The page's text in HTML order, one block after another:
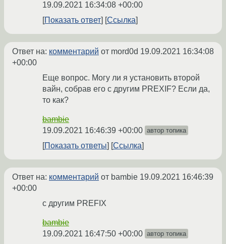
19.09.2021 16:34:08 +00:00
Показать ответ
Ссылка
Ответ на: комментарий от mord0d 19.09.2021 16:34:08
+00:00
Еще вопрос. Могу ли я установить второй
вайн, собрав его с другим PREXIF? Если да,
то как?
bambie
19.09.2021 16:46:39 +00:00 автор топика
Показать ответы Ссылка
Ответ на: комментарий от bambie 19.09.2021 16:46:39
+00:00
с другим PREFIX
bambie
19.09.2021 16:47:50 +00:00 автор топика